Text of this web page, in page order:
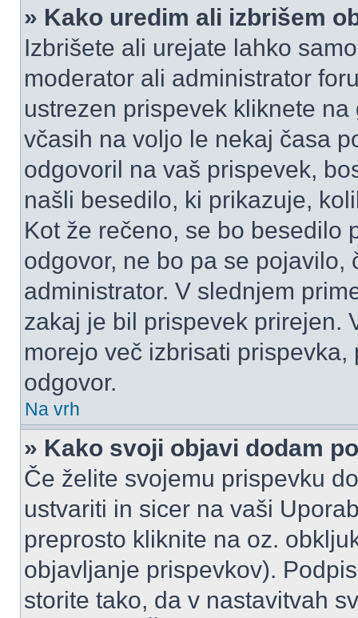
» Kako uredim ali izbrišem
Izbrišete ali urejate lahko
moderator ali administrator
ustrezen prispevek kliknete
včasih na voljo le nekaj časa
odgovoril na vaš prispevek,
našli besedilo, ki prikazuje,
Kot že rečeno, se bo besedilo
odgovor, ne bo pa se
administrator. V slednjem
zakaj je bil prispevek prirejen.
morejo več izbrisati
odgovor.
Na vrh
» Kako svoji objavi dodam
Če želite svojemu prispevku
ustvariti in sicer na vaši
preprosto kliknite na oz.
objavljanje prispevkov).
storite tako, da v nastavitvah